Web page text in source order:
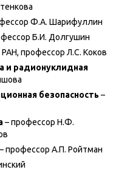
Ф.А. Шарифуллин
Б.И. Долгушин
профессор Л.С. Коков
и радионуклидная
безопасность –
– профессор Н.Ф.
профессор А.П. Ройтман